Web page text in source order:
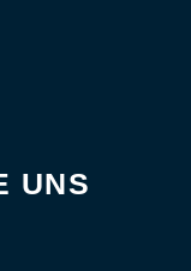
UNS